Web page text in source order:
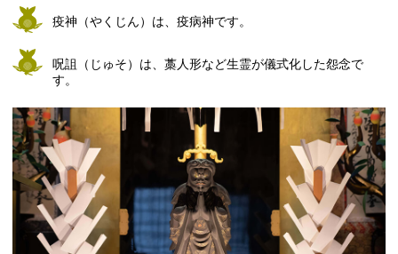
疫神（やくじん）は、疫病神です。
呪詛（じゅそ）は、藁人形など生霊が儀式化した怨念で
す。